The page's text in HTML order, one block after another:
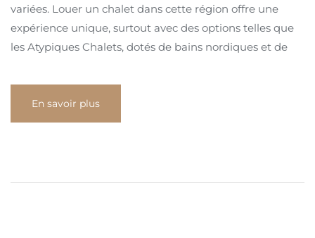
variées. Louer un chalet dans cette région offre une
expérience unique, surtout avec des options telles que
les Atypiques Chalets, dotés de bains nordiques et de
En savoir plus